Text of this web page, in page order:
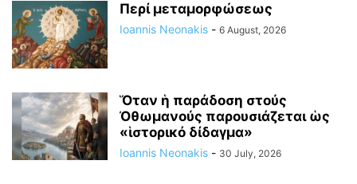
Περί μεταμορφώσεως
Ioannis Neonakis - 6 August, 2026
Ὅταν ἡ παράδοση στούς
Ὀθωμανούς παρουσιάζεται ὡς
«ἱστορικό δίδαγμα»
Ioannis Neonakis - 30 July, 2026